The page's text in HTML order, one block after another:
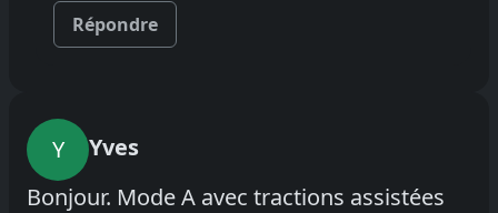
Répondre
Y
Yves
Bonjour. Mode A avec tractions assistées